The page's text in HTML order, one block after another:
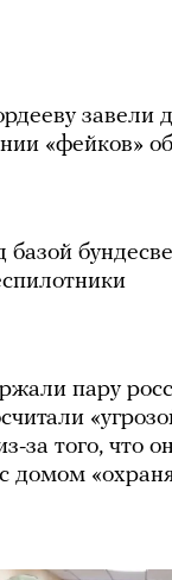
завели
«фейков»
пару
за того, что
домом